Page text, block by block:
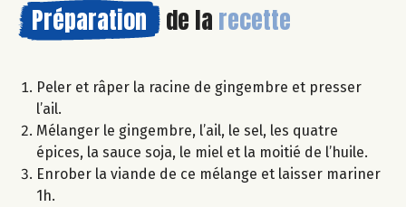
Préparation de la recette
Peler et râper la racine de gingembre et presser
l’ail.
Mélanger le gingembre, l’ail, le sel, les quatre
épices, la sauce soja, le miel et la moitié de l’huile.
Enrober la viande de ce mélange et laisser mariner
1h.